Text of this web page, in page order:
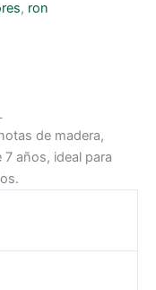
, ron
de madera,
años, ideal para